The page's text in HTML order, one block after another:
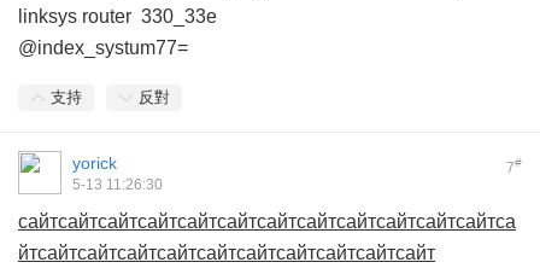
linksys router 330_33e
@index_systum77=
支持 反對
7#
yorick
5-13 11:26:30
сайтсайтсайтсайтсайтсайтсайтсайтсайтсайтсайтсайтса
йтсайтсайтсайтсайтсайтсайтсайтсайтсайтсайт